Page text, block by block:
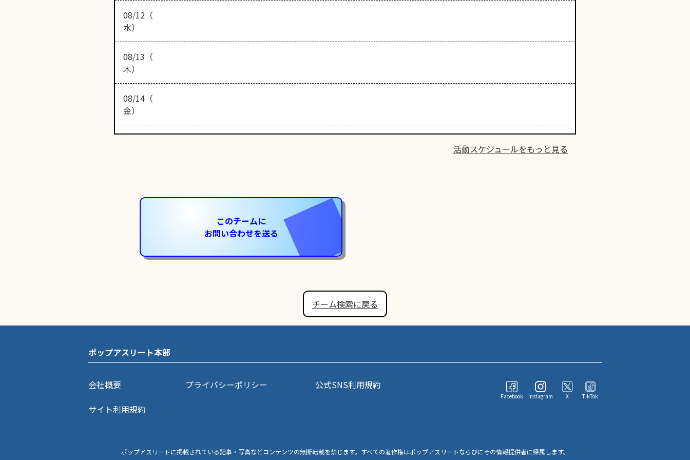
08/12（
水）
08/13（
木）
08/14（
金）
活動スケジュールをもっと見る
このチームに
お問い合わせを送る
チーム検索に戻る
ポップアスリート本部
会社概要 プライバシーポリシー
公式SNS利用規約
サイト利用規約
Facebook Instagram X TikTok
ポップアスリートに掲載されている記事・写真などコンテンツの無断転載を禁じます。すべての著作権はポップアスリートならびにその情報提供者に帰属します。